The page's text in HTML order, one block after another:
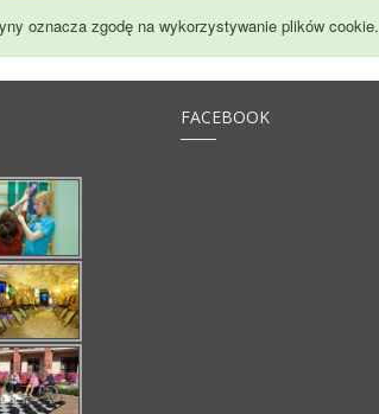
oznacza zgodę na wykorzystywanie plików cookie.
FACEBOOK